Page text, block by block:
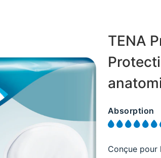
TENA
Absorption
Conçue